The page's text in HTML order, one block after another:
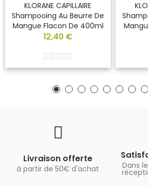
KLORANE CAPILLAIRE
Shampooing Au Beurre De
Mangue Flacon De 400ml
12,40 €
Livraison offerte
à partir de 50€ d'achat Dans